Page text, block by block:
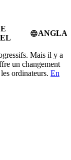
language
Mais il y a
un changement
ordinateurs. En